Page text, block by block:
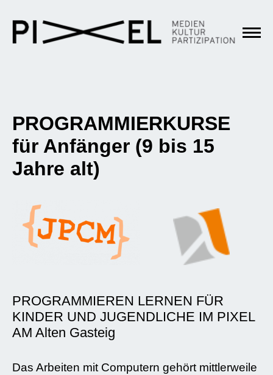
PROGRAMMIERKURSE
für Anfänger (9 bis 15
Jahre alt)
PROGRAMMIEREN LERNEN FÜR
KINDER UND JUGENDLICHE IM PIXEL
AM Alten Gasteig
Das Arbeiten mit Computern gehört mittlerweile